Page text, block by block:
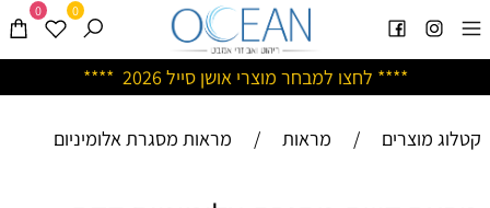
**** לחצו למבחר מוצרי אושן סייל 2026 ****
0 0
קטלוג מוצרים / מראות / מראות מסגרת אלומיניום